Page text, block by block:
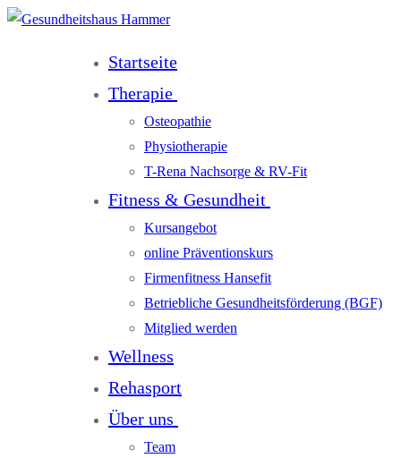
Startseite
Therapie
Osteopathie
Physiotherapie
T-Rena Nachsorge & RV-Fit
Fitness & Gesundheit
Kursangebot
online Präventionskurs
Firmenfitness Hansefit
Betriebliche Gesundheitsförderung (BGF)
Mitglied werden
Wellness
Rehasport
Über uns
Team